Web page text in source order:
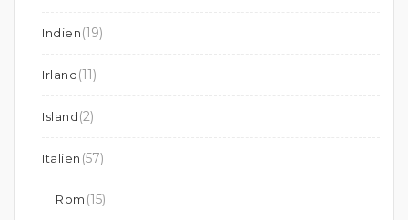
Indien(19)
Irland(11)
Island(2)
Italien (57)
Rom (15)